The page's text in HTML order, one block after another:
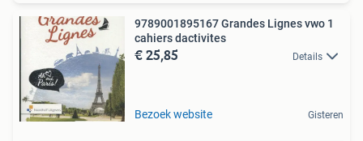
9789001895167 Grandes Lignes vwo 1
cahiers dactivites
€ 25,85 Details
Bezoek website Gisteren